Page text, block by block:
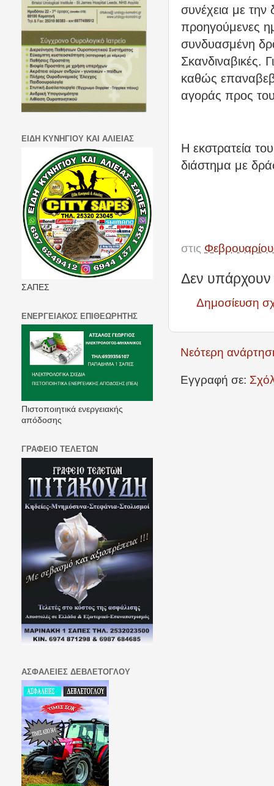
συνέχεια με
προηγούμενες
συνδυασμένη
Σκανδιναβικές.
καθώς
αγοράς προς
Η εκστρατεία
διάστημα με
στις
Δεν υπάρχουν
Δημοσίευση
Νεότερη
Εγγραφή σε:
ΕΙΔΗ ΚΥΝΗΓΙΟΥ ΚΑΙ ΑΛΙΕΙΑΣ
ΣΑΠΕΣ
ΕΝΕΡΓΕΙΑΚΟΣ ΕΠΙΘΕΩΡΗΤΗΣ
Πιστοποιητικά ενεργειακής
απόδοσης
ΓΡΑΦΕΙΟ ΤΕΛΕΤΩΝ
ΑΣΦΑΛΕΙΕΣ ΔΕΒΛΕΤΟΓΛΟΥ